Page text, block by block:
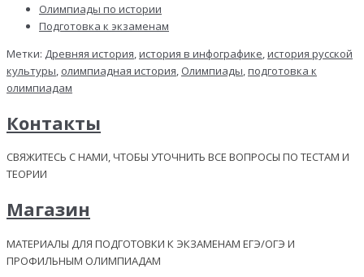
Олимпиады по истории
Подготовка к экзаменам
Метки: Древняя история история в инфографике история русской
культуры олимпиадная история Олимпиады подготовка к
олимпиадам
Контакты
СВЯЖИТЕСЬ С НАМИ, ЧТОБЫ УТОЧНИТЬ ВСЕ ВОПРОСЫ ПО ТЕСТАМ И
ТЕОРИИ
Магазин
МАТЕРИАЛЫ ДЛЯ ПОДГОТОВКИ К ЭКЗАМЕНАМ ЕГЭ/ОГЭ И
ПРОФИЛЬНЫМ ОЛИМПИАДАМ